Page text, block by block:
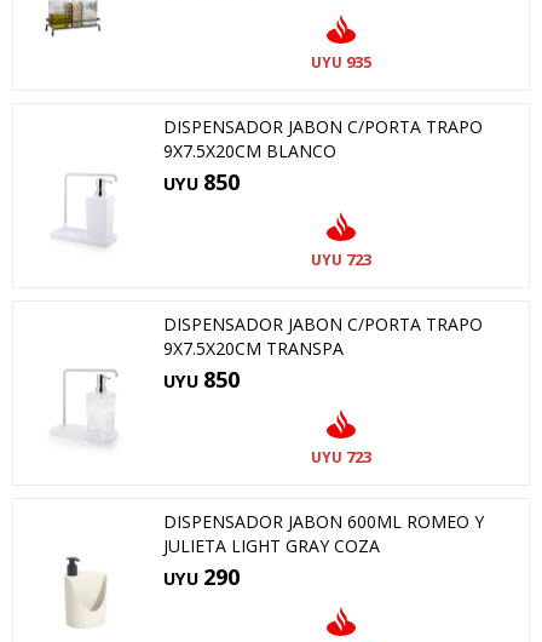
UYU 935
DISPENSADOR JABON C/PORTA TRAPO
9X7.5X20CM BLANCO
UYU 850
UYU 723
DISPENSADOR JABON C/PORTA TRAPO
9X7.5X20CM TRANSPA
UYU 850
UYU 723
DISPENSADOR JABON 600ML ROMEO Y
JULIETA LIGHT GRAY COZA
UYU 290